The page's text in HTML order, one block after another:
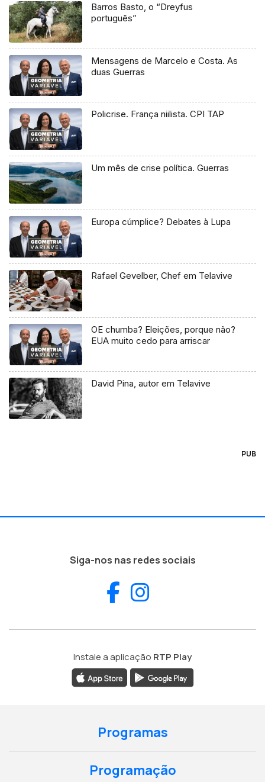
Barros Basto, o “Dreyfus
português”
Mensagens de Marcelo e Costa. As
duas Guerras
Policrise. França niilista. CPI TAP
Um mês de crise política. Guerras
Europa cúmplice? Debates à Lupa
Rafael Gevelber, Chef em Telavive
OE chumba? Eleições, porque não?
EUA muito cedo para arriscar
David Pina, autor em Telavive
PUB
Siga-nos nas redes sociais
Facebook
Instale a aplicação RTP Play
Programas
Programação